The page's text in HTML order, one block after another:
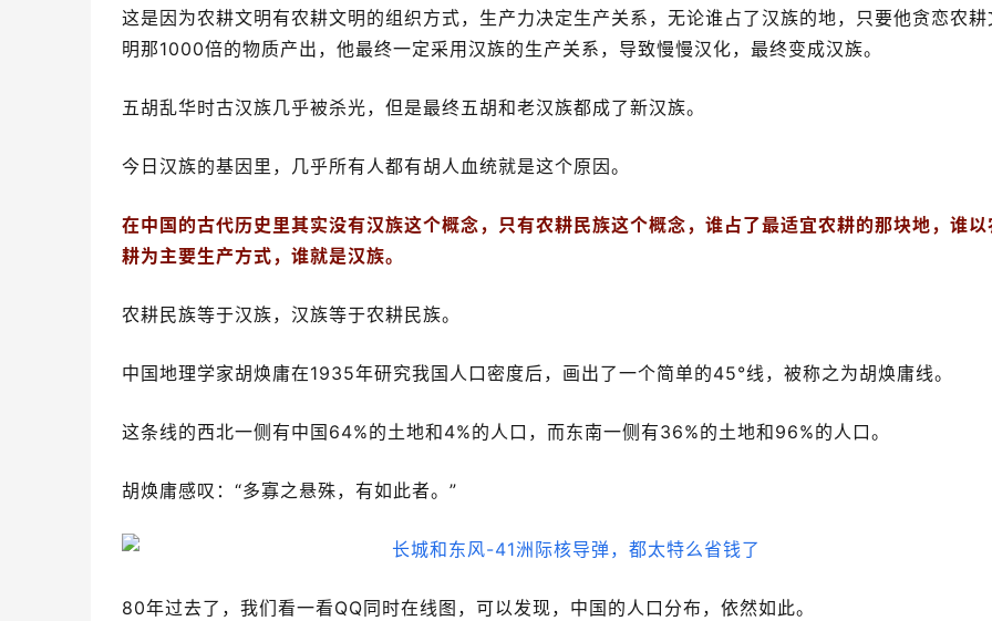
这是因为农耕文明有农耕文明的组织方式，生产力决定生产关系，无论谁占了汉族的地，只要他贪恋农耕
明那1000倍的物质产出，他最终一定采用汉族的生产关系，导致慢慢汉化，最终变成汉族。
五胡乱华时古汉族几乎被杀光，但是最终五胡和老汉族都成了新汉族。
今日汉族的基因里，几乎所有人都有胡人血统就是这个原因。
在中国的古代历史里其实没有汉族这个概念，只有农耕民族这个概念，谁占了最适宜农耕的那块地，谁以
耕为主要生产方式，谁就是汉族。
农耕民族等于汉族，汉族等于农耕民族。
中国地理学家胡焕庸在1935年研究我国人口密度后，画出了一个简单的45°线，被称之为胡焕庸线。
这条线的西北一侧有中国64%的土地和4%的人口，而东南一侧有36%的土地和96%的人口。
胡焕庸感叹：“多寡之悬殊，有如此者。”
80年过去了，我们看一看QQ同时在线图，可以发现，中国的人口分布，依然如此。